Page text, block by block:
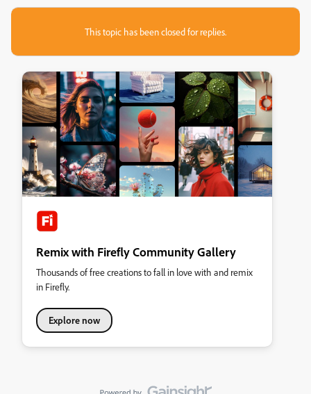
This topic has been closed for replies.
Remix with Firefly Community Gallery
Thousands of free creations to fall in love with and remix
in Firefly.
Explore now